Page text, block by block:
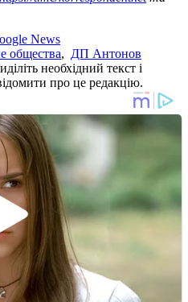
News
общества, ДП Антонов
необхідний текст і
про це редакцію.